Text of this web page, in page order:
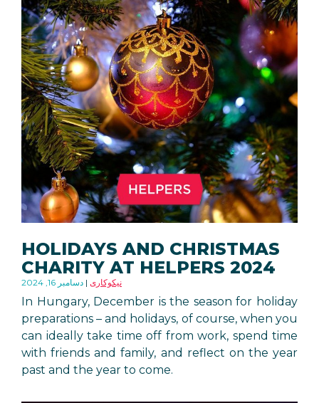
HOLIDAYS AND CHRISTMAS
CHARITY AT HELPERS 2024
دسامبر 16, 2024 نیکوکاری
In Hungary, December is the season for holiday
preparations – and holidays, of course, when you
can ideally take time off from work, spend time
with friends and family, and reflect on the year
past and the year to come.